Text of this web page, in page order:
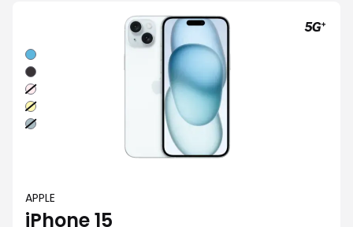
Bleu
Noir
Rose
Jaune
Vert
APPLE
iPhone 15